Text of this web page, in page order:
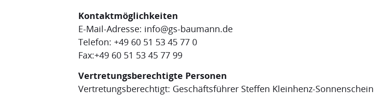
Kontaktmöglichkeiten
E-Mail-Adresse: info@gs-baumann.de
Telefon: +49 60 51 53 45 77 0
Fax:+49 60 51 53 45 77 99
Vertretungsberechtigte Personen
Vertretungsberechtigt: Geschäftsführer Steffen Kleinhenz-Sonnenschein